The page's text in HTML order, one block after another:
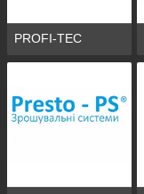
PROFI-TEC